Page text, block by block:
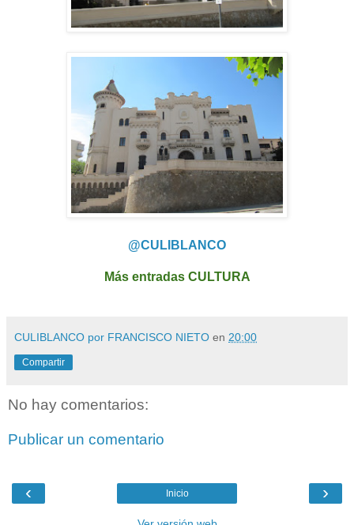
@CULIBLANCO
Más entradas CULTURA
CULIBLANCO por FRANCISCO NIETO en 20:00
Compartir
No hay comentarios:
Publicar un comentario
‹ ›
Inicio